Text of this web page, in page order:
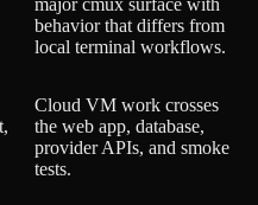
major cmux surface with
behavior that differs from
local terminal workflows.
Cloud VM work crosses
the web app, database,
provider APIs, and smoke
tests.